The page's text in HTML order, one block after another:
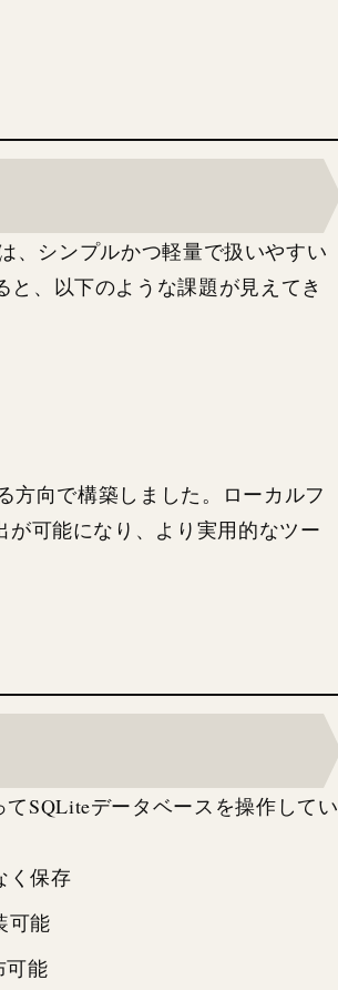
、シンプルかつ軽量で扱いやすい
、以下のような課題が見えてき
方向で構築しました。ローカルフ
が可能になり、より実用的なツー
てSQLiteデータベースを操作してい
く保存
可能
可能